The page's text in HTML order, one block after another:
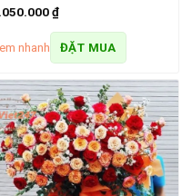
₫
nhanh ĐẶT MUA